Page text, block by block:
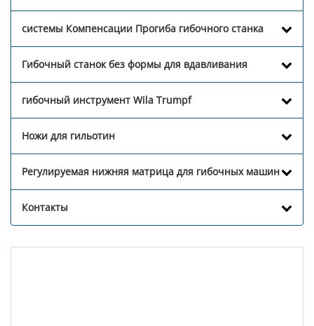
системы Компенсации Прогиба гибочного станка
Гибочный станок без формы для вдавливания
гибочный инструмент Wila Trumpf
Ножи для гильотин
Регулируемая нижняя матрица для гибочных машин
Контакты